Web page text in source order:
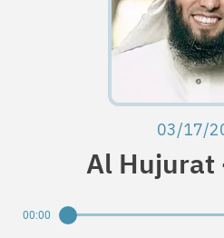
03/17/
00:00